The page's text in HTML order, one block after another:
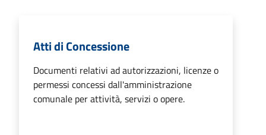
Atti di Concessione
Documenti relativi ad autorizzazioni, licenze o
permessi concessi dall'amministrazione
comunale per attività, servizi o opere.